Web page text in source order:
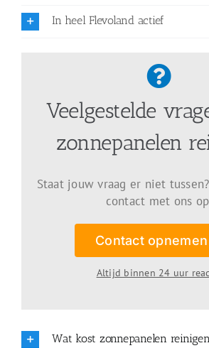
In heel Flevoland actief
Veelgestelde
zonnepanelen
Staat jouw vraag er niet
contact met ons
Contact opnemen
Altijd binnen 24 uur
Wat kost zonnepanelen